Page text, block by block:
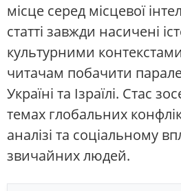
місце серед місцевої
статті завжди насичені
культурними
читачам побачити
Україні та Ізраїлі. Стас
темах глобальних
аналізі та соціальному
звичайних людей.